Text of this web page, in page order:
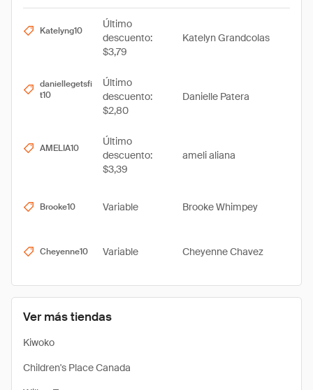
Ver más tiendas
Kiwoko
Children's Place Canada
Katelyng10
Último
descuento:
$3,79
Katelyn Grandcolas
daniellegetsfi
t10
Último
descuento:
$2,80
Danielle Patera
AMELIA10
Último
descuento:
$3,39
ameli aliana
Brooke10 Variable Brooke Whimpey
Cheyenne10 Variable Cheyenne Chavez